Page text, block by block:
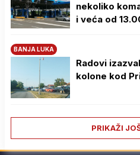
nekoliko
i veća od
BANJA LUKA
Radovi
kolone kod
PRIKAŽI